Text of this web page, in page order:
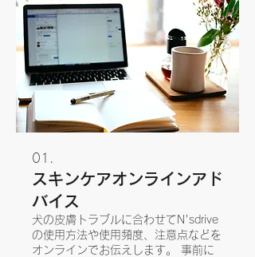
01.
スキンケアオンラインアド
バイス
犬の皮膚トラブルに合わせてN'sdrive
の使用方法や使用頻度、注意点などを
オンラインでお伝えします。 事前に